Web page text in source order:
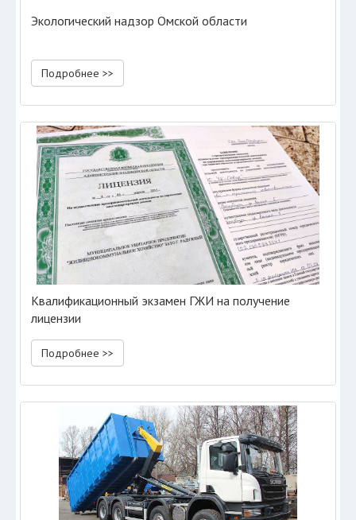
Экологический надзор Омской области
Подробнее >>
Квалификационный экзамен ГЖИ на получение
лицензии
Подробнее >>